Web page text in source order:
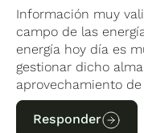
Información muy
campo de las
energía hoy día es
gestionar dicho
aprovechamiento
Responder